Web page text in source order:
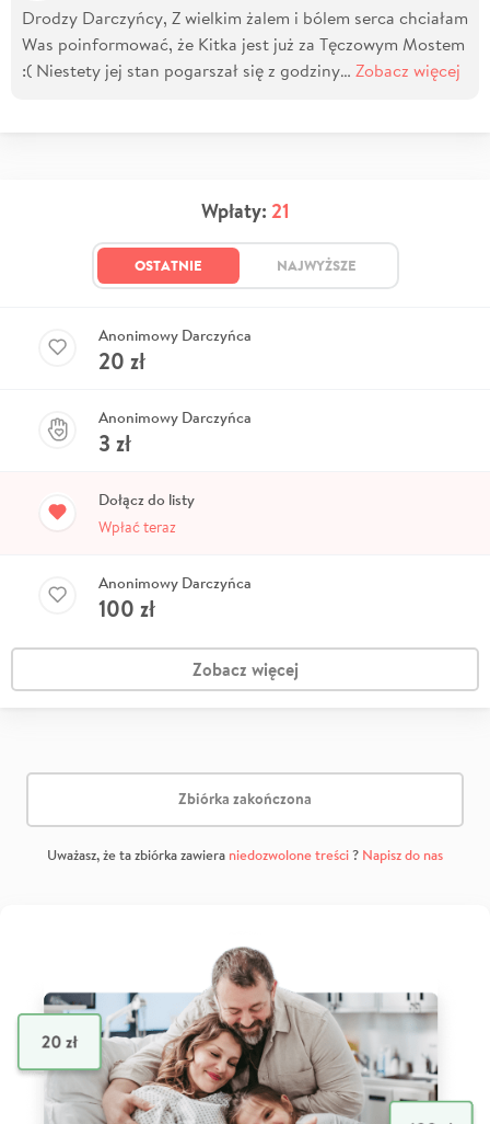
Drodzy Darczyńcy, Z wielkim żalem i bólem serca chciałam
Was poinformować, że Kitka jest już za Tęczowym Mostem
:( Niestety jej stan pogarszał się z godziny… Zobacz więcej
Wpłaty: 21
OSTATNIE NAJWYŻSZE
Anonimowy Darczyńca
20 zł
Anonimowy Darczyńca
3 zł
Dołącz do listy
Wpłać teraz
Anonimowy Darczyńca
100 zł
Zobacz więcej
Zbiórka zakończona
Uważasz, że ta zbiórka zawiera niedozwolone treści? Napisz do nas